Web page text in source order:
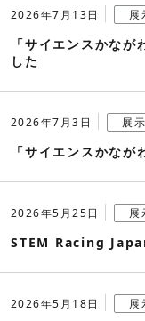
2023年
2021年
2020年
2019年
2018年
CSR情報
商品
講習・セミナー
展示・イベント
受賞・メディア掲
2026年7月13日 展
「サイエンスかな
した
2026年7月3日 展
「サイエンスかな
2026年5月25日 展
STEM Racing
2026年5月18日 展